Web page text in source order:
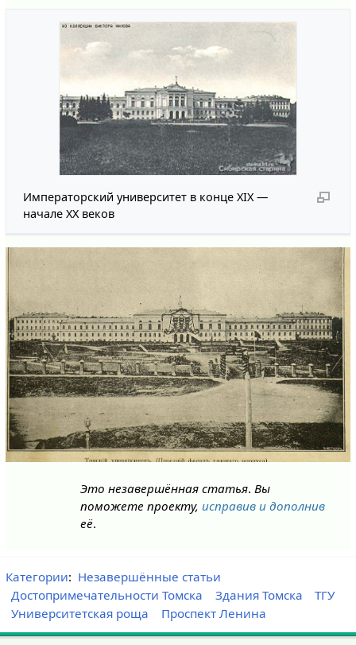
Императорский университет в конце XIX —
начале ХХ веков
Это незавершённая статья. Вы
поможете проекту, исправив и дополнив
её.
Категории: Незавершённые статьи
Достопримечательности Томска
Здания Томска
ТГУ
Университетская роща
Проспект Ленина